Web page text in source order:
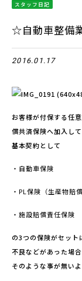
スタッフ日記
☆自動車整備
2016.01.17
お客様が付保する任
償共済保険へ加入して
基本契約として
・自動車保険
・PL保険（生産物賠
・施設賠償責任保険
の3つの保険がセッ
不良などがあった場
そのような事が無い